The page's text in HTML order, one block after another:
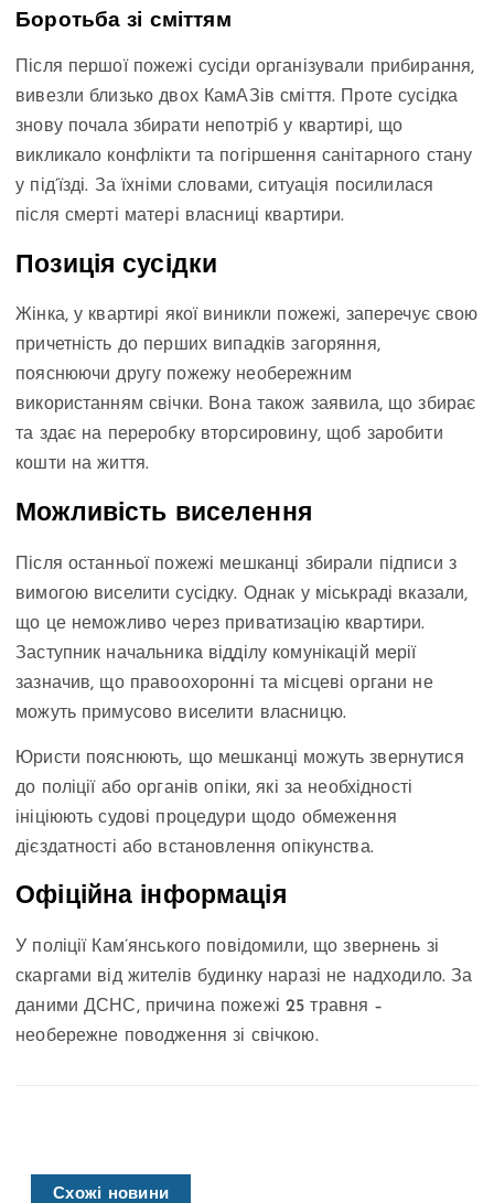
Боротьба зі сміттям
Після першої пожежі сусіди організували прибирання,
вивезли близько двох КамАЗів сміття. Проте сусідка
знову почала збирати непотріб у квартирі, що
викликало конфлікти та погіршення санітарного стану
у під’їзді. За їхніми словами, ситуація посилилася
після смерті матері власниці квартири.
Позиція сусідки
Жінка, у квартирі якої виникли пожежі, заперечує свою
причетність до перших випадків загоряння,
пояснюючи другу пожежу необережним
використанням свічки. Вона також заявила, що збирає
та здає на переробку вторсировину, щоб заробити
кошти на життя.
Можливість виселення
Після останньої пожежі мешканці збирали підписи з
вимогою виселити сусідку. Однак у міськраді вказали,
що це неможливо через приватизацію квартири.
Заступник начальника відділу комунікацій мерії
зазначив, що правоохоронні та місцеві органи не
можуть примусово виселити власницю.
Юристи пояснюють, що мешканці можуть звернутися
до поліції або органів опіки, які за необхідності
ініціюють судові процедури щодо обмеження
дієздатності або встановлення опікунства.
Офіційна інформація
У поліції Кам’янського повідомили, що звернень зі
скаргами від жителів будинку наразі не надходило. За
даними ДСНС, причина пожежі 25 травня –
необережне поводження зі свічкою.
Схожі новини